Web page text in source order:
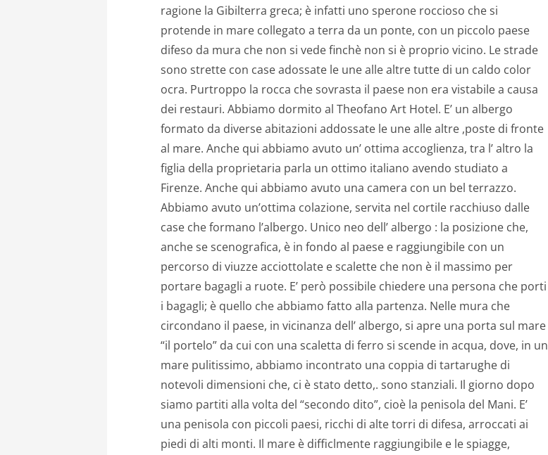
ragione la Gibilterra greca; è infatti uno sperone roccioso che si
protende in mare collegato a terra da un ponte, con un piccolo paese
difeso da mura che non si vede finchè non si è proprio vicino. Le strade
sono strette con case adossate le une alle altre tutte di un caldo color
ocra. Purtroppo la rocca che sovrasta il paese non era vistabile a causa
dei restauri. Abbiamo dormito al Theofano Art Hotel. E’ un albergo
formato da diverse abitazioni addossate le une alle altre ,poste di fronte
al mare. Anche qui abbiamo avuto un’ ottima accoglienza, tra l’ altro la
figlia della proprietaria parla un ottimo italiano avendo studiato a
Firenze. Anche qui abbiamo avuto una camera con un bel terrazzo.
Abbiamo avuto un’ottima colazione, servita nel cortile racchiuso dalle
case che formano l’albergo. Unico neo dell’ albergo : la posizione che,
anche se scenografica, è in fondo al paese e raggiungibile con un
percorso di viuzze acciottolate e scalette che non è il massimo per
portare bagagli a ruote. E’ però possibile chiedere una persona che porti
i bagagli; è quello che abbiamo fatto alla partenza. Nelle mura che
circondano il paese, in vicinanza dell’ albergo, si apre una porta sul mare
“il portelo” da cui con una scaletta di ferro si scende in acqua, dove, in un
mare pulitissimo, abbiamo incontrato una coppia di tartarughe di
notevoli dimensioni che, ci è stato detto,. sono stanziali. Il giorno dopo
siamo partiti alla volta del “secondo dito”, cioè la penisola del Mani. E’
una penisola con piccoli paesi, ricchi di alte torri di difesa, arroccati ai
piedi di alti monti. Il mare è difficlmente raggiungibile e le spiagge,